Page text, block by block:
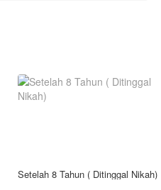
Setelah 8 Tahun ( Ditinggal Nikah)